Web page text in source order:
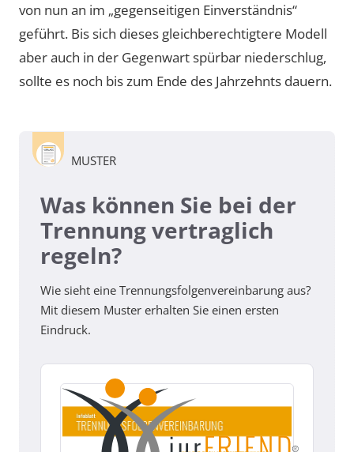
von nun an im „gegenseitigen Einverständnis“
geführt. Bis sich dieses gleichberechtigtere Modell
aber auch in der Gegenwart spürbar niederschlug,
sollte es noch bis zum Ende des Jahrzehnts dauern.
MUSTER
Was können Sie bei der
Trennung vertraglich
regeln?
Wie sieht eine Trennungsfolgenvereinbarung aus?
Mit diesem Muster erhalten Sie einen ersten
Eindruck.